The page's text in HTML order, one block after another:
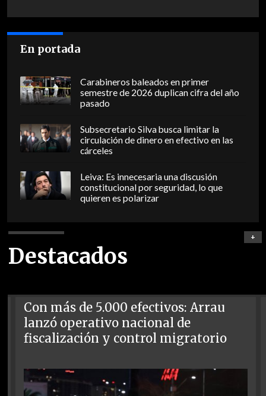
En portada
Carabineros baleados en primer
semestre de 2026 duplican cifra del año
pasado
Subsecretario Silva busca limitar la
circulación de dinero en efectivo en las
cárceles
Leiva: Es innecesaria una discusión
constitucional por seguridad, lo que
quieren es polarizar
Destacados
+
Con más de 5.000 efectivos: Arrau
lanzó operativo nacional de
fiscalización y control migratorio